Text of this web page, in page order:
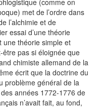
(comme on
met de l’ordre dans
l’alchimie et de
essai d’une théorie
une théorie simple et
pas si éloignée que
chimiste allemand de la
écrit que la doctrine du
problème général de la
années 1772-1776 de
n’avait fait, au fond,